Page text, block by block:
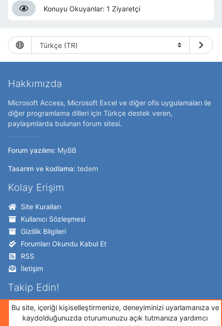
Konuyu Okuyanlar: 1 Ziyaretçi
Hakkımızda
Microsoft Access, Microsoft Excel ve diğer ofis uygulamaları ile
diğer programlama dilleri için Türkçe destek veren,
paylaşımlarda bulunan forum sitesi.
Forum yazılımı: MyBB
Tasarım ve kodlama: tedem
Kolay Erişim
Site Kuralları
Kullanıcı Sözleşmesi
Gizlilik Bilgileri
Forumları Okundu Kabul Et
RSS
İletişim
Takip Edin!
Twitter
Facebook
Bu site, içeriği kişiselleştirmenize, deneyiminizi uyarlamanıza ve
kaydolduğunuzda oturumunuzu açık tutmanıza yardımcı